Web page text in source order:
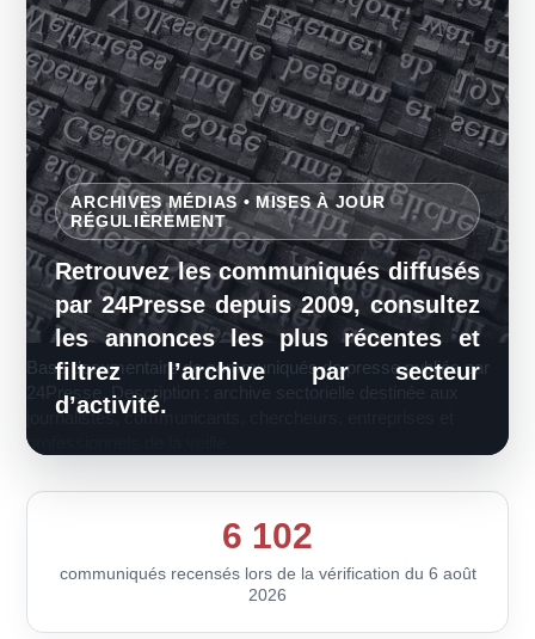
ARCHIVES MÉDIAS • MISES À JOUR
RÉGULIÈREMENT
Retrouvez les communiqués diffusés
par 24Presse depuis 2009, consultez
les annonces les plus récentes et
filtrez l’archive par secteur
d’activité.
Base documentaire de communiqués de presse publiée par
24Presse. Description : archive sectorielle destinée aux
journalistes, communicants, chercheurs, entreprises et
professionnels de la veille.
6 102
communiqués recensés lors de la vérification du 6 août
2026